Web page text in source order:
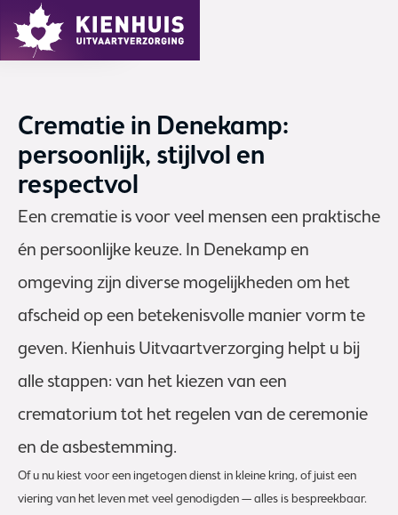
MENU
Crematie in Denekamp:
persoonlijk, stijlvol en
respectvol
Een crematie is voor veel mensen een praktische
én persoonlijke keuze. In Denekamp en
omgeving zijn diverse mogelijkheden om het
afscheid op een betekenisvolle manier vorm te
geven. Kienhuis Uitvaartverzorging helpt u bij
alle stappen: van het kiezen van een
crematorium tot het regelen van de ceremonie
en de asbestemming.
Of u nu kiest voor een ingetogen dienst in kleine kring, of juist een
viering van het leven met veel genodigden — alles is bespreekbaar.